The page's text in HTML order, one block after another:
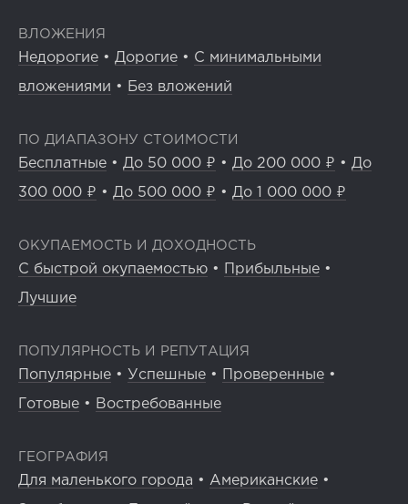
ВЛОЖЕНИЯ
Недорогие • Дорогие • С минимальными
вложениями • Без вложений
ПО ДИАПАЗОНУ СТОИМОСТИ
Бесплатные • До 50 000 ₽ • До 200 000 ₽ • До
300 000 ₽ • До 500 000 ₽ • До 1 000 000 ₽
ОКУПАЕМОСТЬ И ДОХОДНОСТЬ
С быстрой окупаемостью • Прибыльные •
Лучшие
ПОПУЛЯРНОСТЬ И РЕПУТАЦИЯ
Популярные • Успешные • Проверенные •
Готовые • Востребованные
ГЕОГРАФИЯ
Для маленького города • Американские •